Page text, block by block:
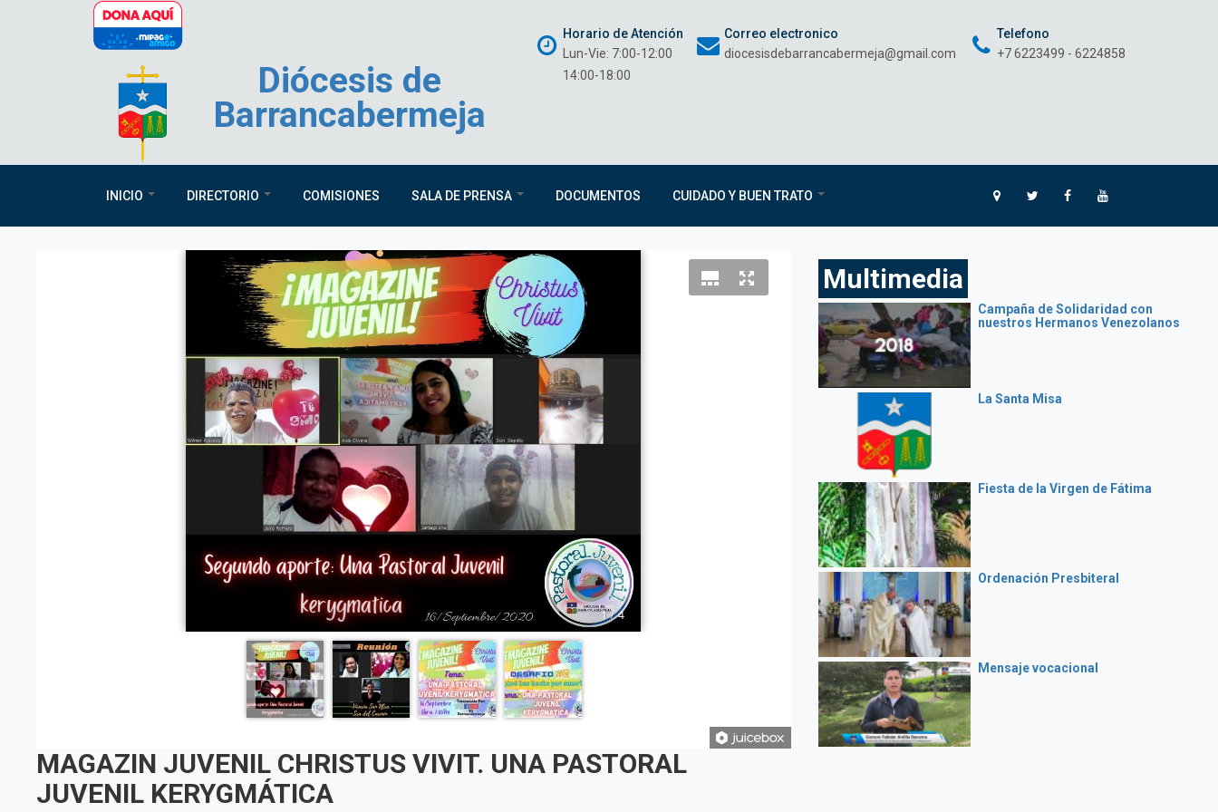
Pasar al contenido principal
Diócesis de
Barrancabermeja
Horario de Atención
Lun-Vie: 7:00-12:00
14:00-18:00
Correo electronico
diocesisdebarrancabermeja@gmail.com
Telefono
+7 6223499 - 6224858
INICIO DIRECTORIO COMISIONES SALA DE PRENSA DOCUMENTOS CUIDADO Y BUEN TRATO
MAGAZIN JUVENIL CHRISTUS VIVIT. UNA PASTORAL
JUVENIL KERYGMÁTICA
Multimedia
Campaña de Solidaridad con
nuestros Hermanos Venezolanos
La Santa Misa
Fiesta de la Virgen de Fátima
Ordenación Presbiteral
Mensaje vocacional